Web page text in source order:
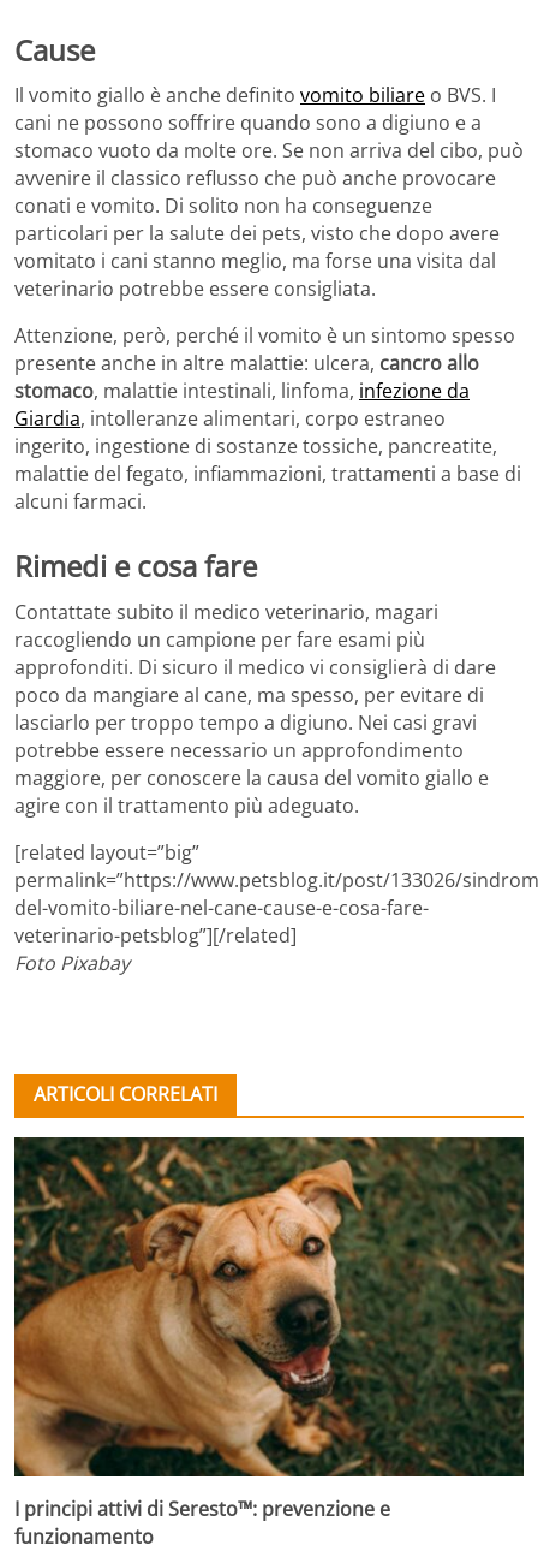
Cause
Il vomito giallo è anche definito vomito biliare o BVS. I
cani ne possono soffrire quando sono a digiuno e a
stomaco vuoto da molte ore. Se non arriva del cibo, può
avvenire il classico reflusso che può anche provocare
conati e vomito. Di solito non ha conseguenze
particolari per la salute dei pets, visto che dopo avere
vomitato i cani stanno meglio, ma forse una visita dal
veterinario potrebbe essere consigliata.
Attenzione, però, perché il vomito è un sintomo spesso
presente anche in altre malattie: ulcera, cancro allo
stomaco, malattie intestinali, linfoma, infezione da
Giardia, intolleranze alimentari, corpo estraneo
ingerito, ingestione di sostanze tossiche, pancreatite,
malattie del fegato, infiammazioni, trattamenti a base di
alcuni farmaci.
Rimedi e cosa fare
Contattate subito il medico veterinario, magari
raccogliendo un campione per fare esami più
approfonditi. Di sicuro il medico vi consiglierà di dare
poco da mangiare al cane, ma spesso, per evitare di
lasciarlo per troppo tempo a digiuno. Nei casi gravi
potrebbe essere necessario un approfondimento
maggiore, per conoscere la causa del vomito giallo e
agire con il trattamento più adeguato.
[related layout=”big”
permalink=”https://www.petsblog.it/post/133026/
del-vomito-biliare-nel-cane-cause-e-cosa-fare-
veterinario-petsblog”][/related]
Foto Pixabay
ARTICOLI CORRELATI
I principi attivi di Seresto™: prevenzione e
funzionamento